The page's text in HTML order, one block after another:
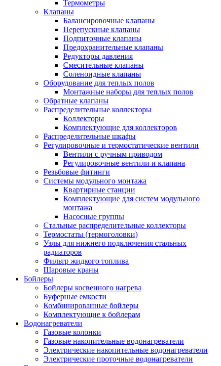
Термометры
Клапаны
Балансировочные клапаны
Перепускные клапаны
Подпиточные клапаны
Предохранительные клапаны
Редукторы давления
Смесительные клапаны
Соленоидные клапаны
Оборудование для теплых полов
Монтажные наборы для теплых полов
Обратные клапаны
Распределительные коллекторы
Коллекторы
Комплектующие для коллекторов
Распределительные шкафы
Регулировочные и термостатические вентили
Вентили с ручным приводом
Регулировочные вентили и клапана
Резьбовые фитинги
Системы модульного монтажа
Квартирные станции
Комплектующие для систем модульного
монтажа
Насосные группы
Стальные распределительные коллекторы
Термостаты (термоголовки)
Узлы для нижнего подключения стальных
радиаторов
Фильтр жидкого топлива
Шаровые краны
Бойлеры
Бойлеры косвенного нагрева
Буферные емкости
Комбинированные бойлеры
Комплектующие к бойлерам
Водонагреватели
Газовые колонки
Газовые накопительные водонагреватели
Электрические накопительные водонагреватели
Электрические проточные водонагреватели